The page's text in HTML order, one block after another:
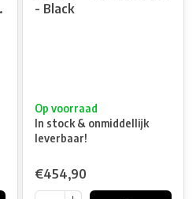
- Black
Op voorraad
In stock & onmiddellijk
leverbaar!
€454,90